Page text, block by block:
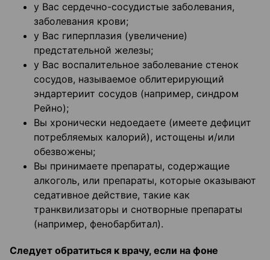
у Вас сердечно-сосудистые заболевания,
заболевания крови;
у Вас гиперплазия (увеличение)
предстательной железы;
у Вас воспалительное заболевание стенок
сосудов, называемое облитерирующий
эндартериит сосудов (например, синдром
Рейно);
Вы хронически недоедаете (имеете дефицит
потребляемых калорий), истощены и/или
обезвожены;
Вы принимаете препараты, содержащие
алкоголь, или препараты, которые оказывают
седативное действие, такие как
транквилизаторы и снотворные препараты
(например, фенобарбитал).
Следует обратиться к врачу, если на фоне